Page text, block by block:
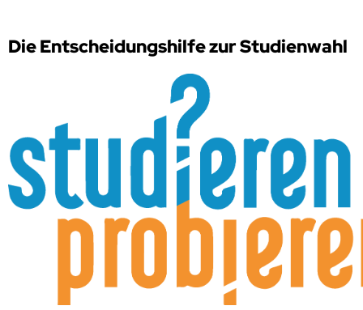
Die Entscheidungshilfe zur Studienwahl